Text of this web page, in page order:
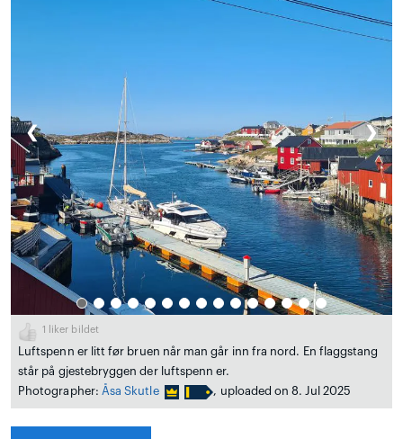
❮ ❯
1 liker bildet
Luftspenn er litt før bruen når man går inn fra nord. En flaggstang
står på gjestebryggen der luftspenn er.
Photographer: Åsa Skutle , uploaded on 8. Jul 2025